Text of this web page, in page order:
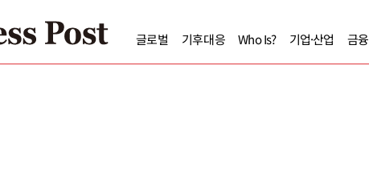
글로벌 기후대응 Who Is? 기업·산업 금융